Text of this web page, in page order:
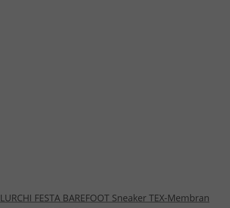
LURCHI FESTA BAREFOOT Sneaker TEX-Membran